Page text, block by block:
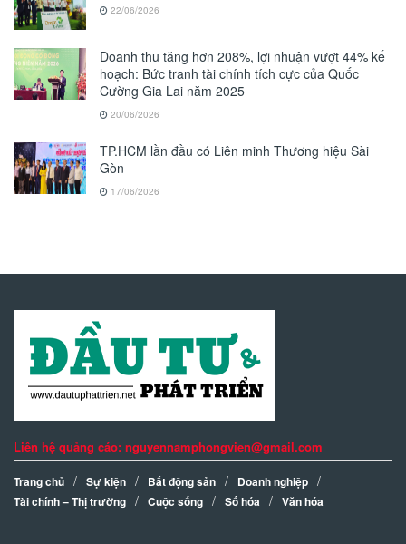
22/06/2026
Doanh thu tăng hơn 208%, lợi nhuận vượt 44% kế
hoạch: Bức tranh tài chính tích cực của Quốc
Cường Gia Lai năm 2025
20/06/2026
TP.HCM lần đầu có Liên minh Thương hiệu Sài
Gòn
17/06/2026
Liên hệ quảng cáo: nguyennamphongvien@gmail.com
Trang chủ Sự kiện Bất động sản
Doanh nghiệp
Tài chính – Thị trường
Cuộc sống Số hóa Văn hóa